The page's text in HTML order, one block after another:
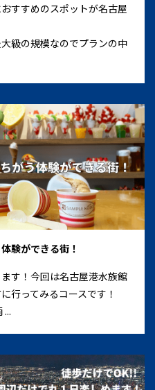
すすめのスポットが名古屋
級の規模なのでプランの中
験ができる街！
す！今回は名古屋港水族館
行ってみるコースです！
...